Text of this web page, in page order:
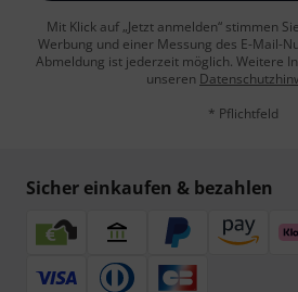
Mit Klick auf „Jetzt anmelden“ stimmen
Werbung und einer Messung des E-Mail-
Abmeldung ist jederzeit möglich. Weitere
unseren
* Pflichtfeld
Sicher einkaufen & bezahlen